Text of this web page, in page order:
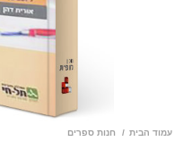
עמוד הבית חנות ספרים